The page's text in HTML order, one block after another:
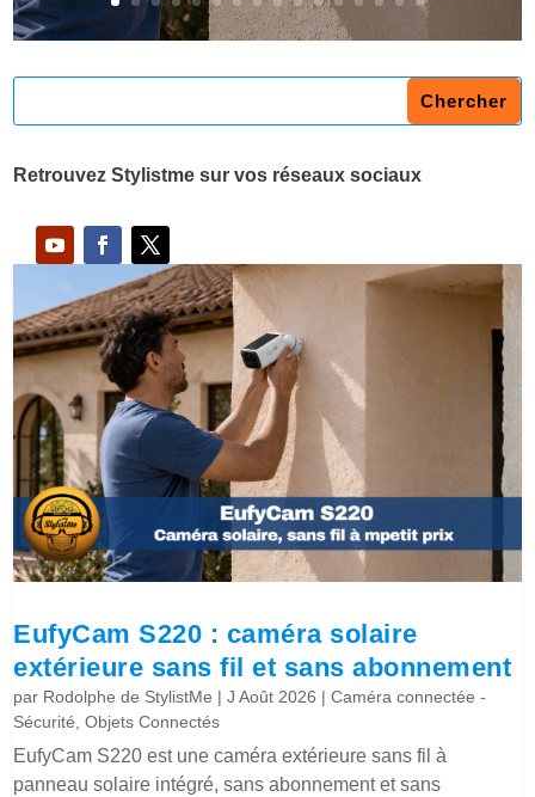
Retrouvez Stylistme sur vos réseaux sociaux
EufyCam S220 : caméra solaire
extérieure sans fil et sans abonnement
par Rodolphe de StylistMe |J Août 2026 |Caméra connectée -
Sécurité ,Objets Connectés
EufyCam S220 est une caméra extérieure sans fil à
panneau solaire intégré, sans abonnement et sans